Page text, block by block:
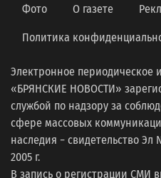
Фото О газете
Политика
Электронное периодическое
«БРЯНСКИЕ НОВОСТИ»
службой по надзору за
сфере массовых
наследия − свидетельство
2005 г.
В запись о регистрации СМИ